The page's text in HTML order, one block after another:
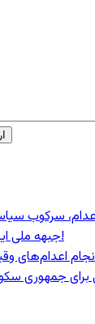
سرکوب
جبهه ملی ایران: ماشین اعدام را متوقف کنید!
اعدام‌های
جمهوری